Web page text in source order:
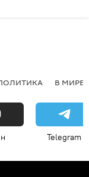
В МИРЕ
Telegram